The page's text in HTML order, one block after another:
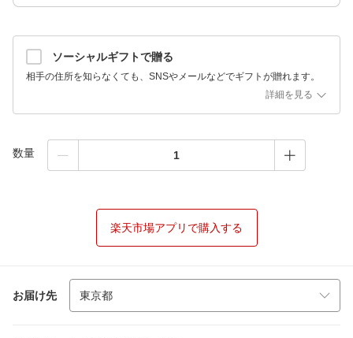
ソーシャルギフトで贈る
相手の住所を知らなくても、SNSやメールなどでギフトが贈れます。
詳細を見る
数量
楽天市場アプリで購入する
お届け先